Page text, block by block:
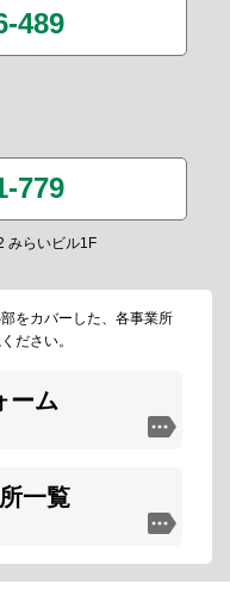
489
779
みらいビル1F
をカバーした、各事業所
ださい。
ーム
一覧